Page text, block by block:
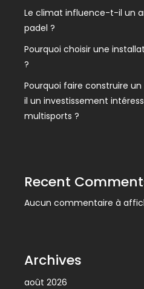
Le climat influence-t-il un
padel ?
Pourquoi choisir une
?
Pourquoi faire construire
il un investissement
multisports ?
Recent
Aucun commentaire à
Archives
août 2026